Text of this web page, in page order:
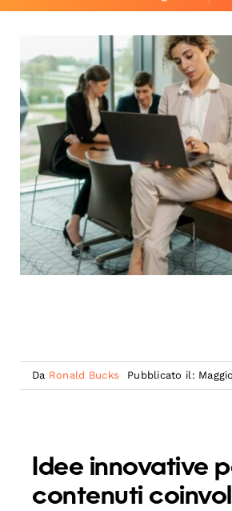
Da Ronald Bucks Pubblicato il:
Idee innovative
contenuti